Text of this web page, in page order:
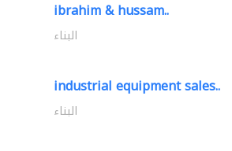
ibrahim & hussam..
البناء
industrial equipment sales..
البناء